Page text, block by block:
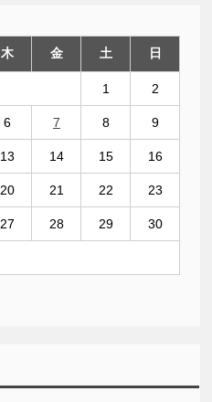
木 金 土 日
1 2
6 7 8 9
13 14 15 16
20 21 22 23
27 28 29 30